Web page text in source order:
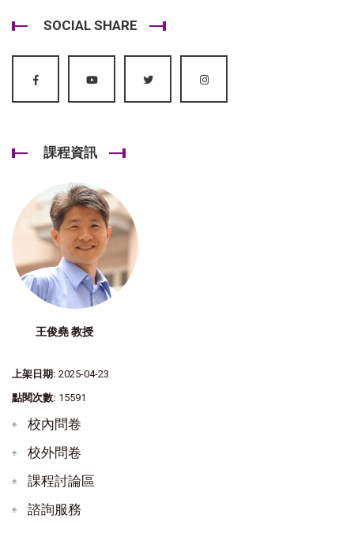
SOCIAL SHARE
課程資訊
王俊堯 教授
上架日期: 2025-04-23
點閱次數: 15591
校內問卷
校外問卷
課程討論區
諮詢服務